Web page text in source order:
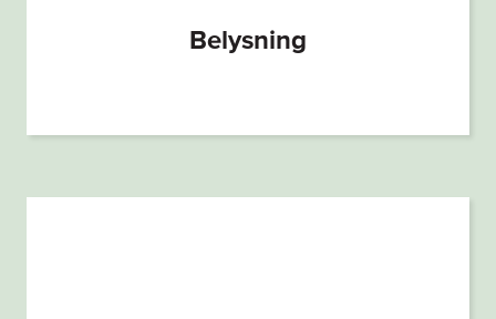
Belysning